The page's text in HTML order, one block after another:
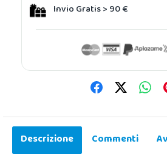
Invio Gratis > 90 €
Descrizione Commenti